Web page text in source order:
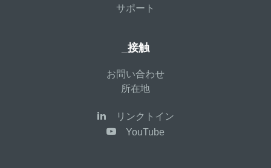
サポート
_接触
お問い合わせ
所在地
リンクトイン
YouTube